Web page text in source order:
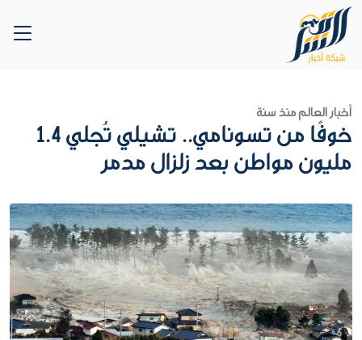
أخبار العالممنذ سنة
خوفًا من تسونامي.. تشيلي تُجلي 1.4
مليون مواطن بعد زلزال مدمر